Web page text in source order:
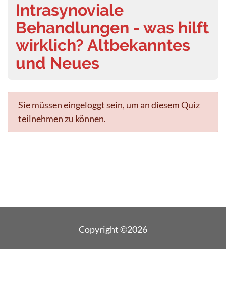
Intrasynoviale
Behandlungen - was hilft
wirklich? Altbekanntes
und Neues
Sie müssen eingeloggt sein, um an diesem Quiz
teilnehmen zu können.
Copyright ©2026